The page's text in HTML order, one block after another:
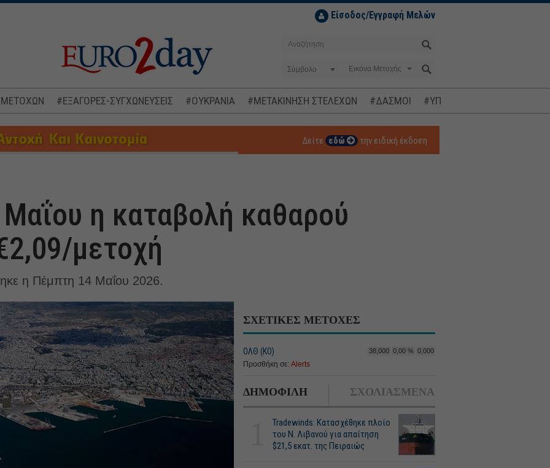
Είσοδος/Εγγραφή Μελών
Σύμβολο
ΜΕΤΟΧΩΝ #ΕΞΑΓΟΡΕΣ-ΣΥΓΧΩΝΕΥΣΕΙΣ #ΟΥΚΡΑΝΙΑ #ΜΕΤΑΚΙΝΗΣΗ ΣΤΕΛΕΧΩΝ #ΔΑΣΜΟΙ #ΥΠΟΚΛΟΠΕΣ
Δείτε εδώ την ειδική έκδοση
η καταβολή καθαρού
μετοχή
η Πέμπτη 14 Μαΐου 2026.
ΣΧΕΤΙΚΕΣ ΜΕΤΟΧΕΣ
ΟΛΘ (ΚΟ) 38,000 0,00 % 0,000
Προσθήκη σε: Alerts
ΔΗΜΟΦΙΛΗ ΣΧΟΛΙΑΣΜΕΝΑ
Tradewinds: Κατασχέθηκε πλοίο
του Ν. Λιβανού για απαίτηση
$21,5 εκατ. της Πειραιώς